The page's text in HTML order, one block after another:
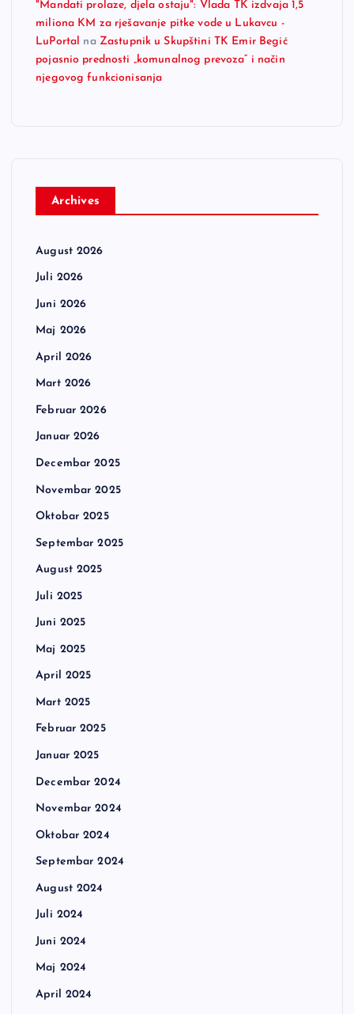
"Mandati prolaze, djela ostaju": Vlada TK izdvaja 1,5
miliona KM za rješavanje pitke vode u Lukavcu -
LuPortal na Zastupnik u Skupštini TK Emir Begić
pojasnio prednosti „komunalnog prevoza“ i način
njegovog funkcionisanja
Archives
August 2026
Juli 2026
Juni 2026
Maj 2026
April 2026
Mart 2026
Februar 2026
Januar 2026
Decembar 2025
Novembar 2025
Oktobar 2025
Septembar 2025
August 2025
Juli 2025
Juni 2025
Maj 2025
April 2025
Mart 2025
Februar 2025
Januar 2025
Decembar 2024
Novembar 2024
Oktobar 2024
Septembar 2024
August 2024
Juli 2024
Juni 2024
Maj 2024
April 2024